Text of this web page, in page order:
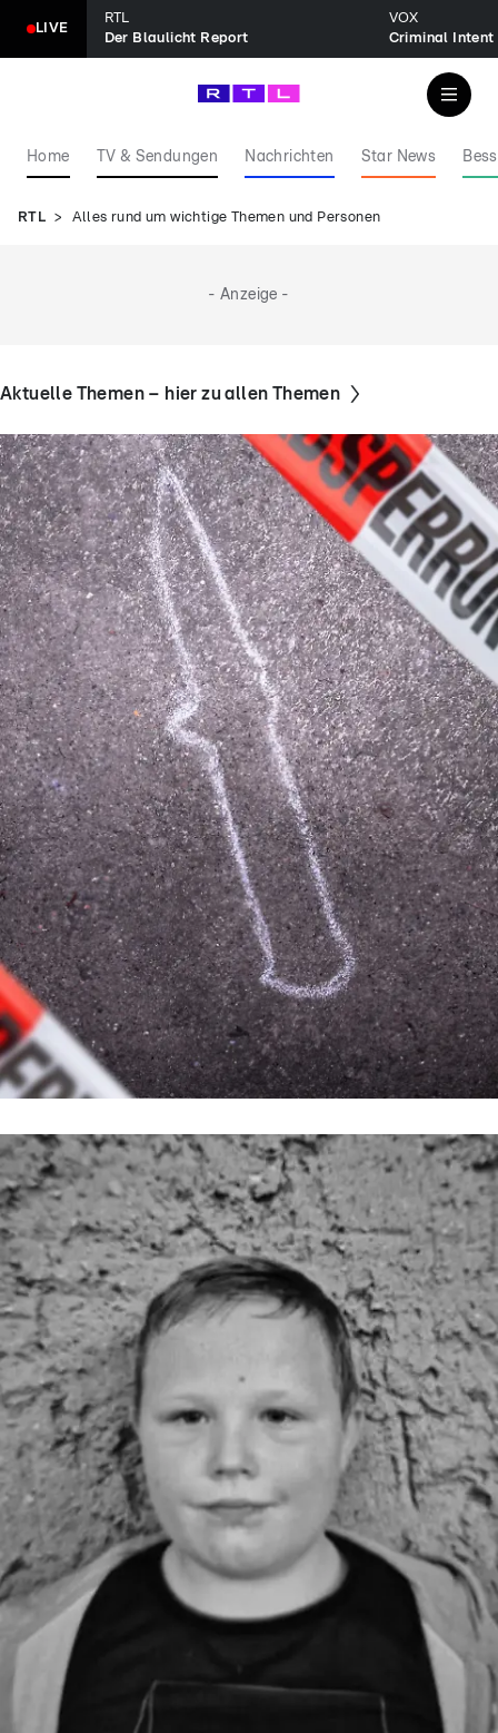
LIVE
RTL
Der Blaulicht Report
VOX
Home TV & Sendungen Nachrichten Star News
RTL Alles rund um wichtige Themen und Personen
- Anzeige -
Aktuelle Themen – hier zu allen Themen
Themenseite
True Crime